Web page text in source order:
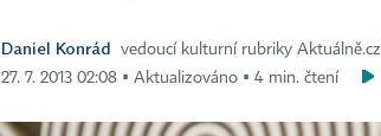
Daniel Konrád
vedoucí kulturní rubriky Aktuálně.cz
27. 7. 2013 02:08 ▪ Aktualizováno ▪ 4 min. čtení